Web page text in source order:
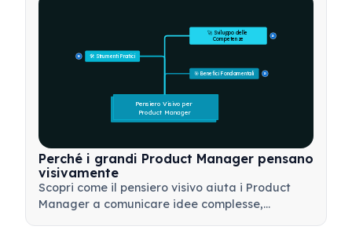
🎯 Benefici Fondamentali 15
🛠️ Strumenti Pratici
15
🚀 Sviluppo delle
Competenze
15
Pensiero Visivo per
Product Manager
Perché i grandi Product Manager pensano
visivamente
Scopri come il pensiero visivo aiuta i Product
Manager a comunicare idee complesse,